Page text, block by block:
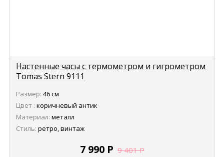
Настенные часы с термометром и гигрометром
Tomas Stern 9111
Размер: 46 см
Цвет : коричневый антик
Материал: металл
Стиль: ретро, винтаж
7 990 Р 9 401Р